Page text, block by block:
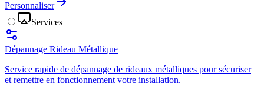
Personnaliser
Services
Dépannage Rideau Métallique
Service rapide de dépannage de rideaux métalliques pour sécuriser
et remettre en fonctionnement votre installation.